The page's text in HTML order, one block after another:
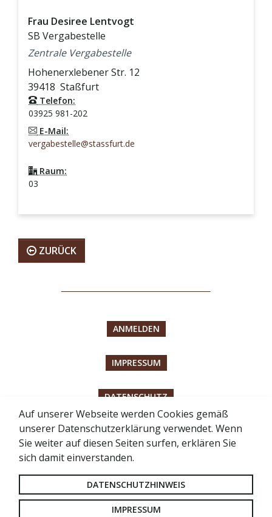
Auf unserer Webseite werden Cookies gemäß
unserer Datenschutzerklärung verwendet. Wenn
Sie weiter auf diesen Seiten surfen, erklären Sie
sich damit einverstanden.
DATENSCHUTZHINWEIS
IMPRESSUM
Frau Desiree Lentvogt
SB Vergabestelle
Zentrale Vergabestelle
Hohenerxlebener Str. 12
39418 Staßfurt
Telefon:
03925 981-202
E-Mail:
vergabestelle@stassfurt.de
Raum:
03
ZURÜCK
ANMELDEN
IMPRESSUM
DATENSCHUTZ
BARRIEREFREIHEITSERKLÄRUNG
SITEMAP
LOGIN FÜR RÄTE